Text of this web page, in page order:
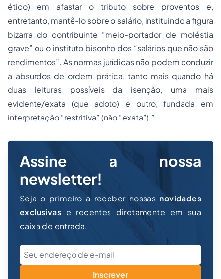
ético) em afastar o tributo sobre proventos e,
entretanto, mantê-lo sobre o salário, instituindo a figura
bizarra do contribuinte “meio-portador de moléstia
grave” ou o instituto bisonho dos “salários que não são
rendimentos”. As normas jurídicas não podem conduzir
a absurdos de ordem prática, tanto mais quando há
duas leituras possíveis da isenção, uma mais
evidente/exata (que adoto) e outro, fundada em
interpretação “restritiva” (não “exata”).”
Assine a nossa
newsletter!
Seja o primeiro a receber nossas novidades
exclusivas e recentes diretamente em sua
caixa de entrada.
Inscrever